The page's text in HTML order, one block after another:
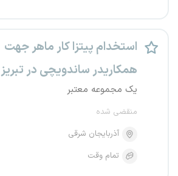
استخدام پیتزا کار ماهر جهت
همکاریدر ساندویچی در تبریز
یک مجموعه معتبر
منقضی شده
آذربایجان شرقی
تمام وقت